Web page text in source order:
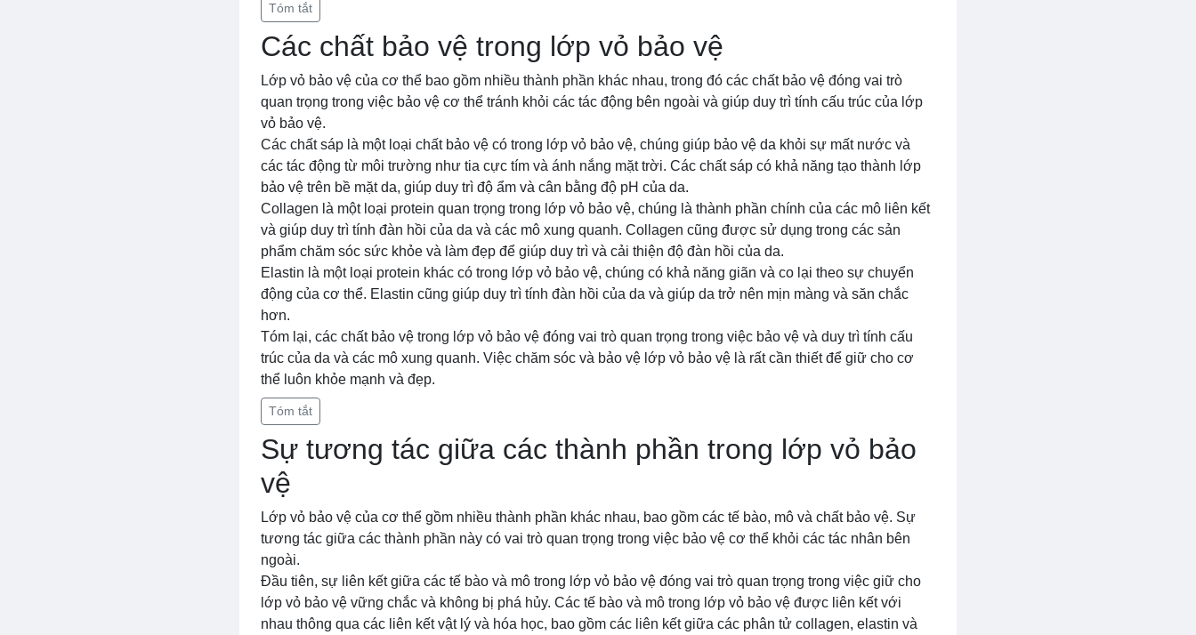
Tóm tắt
Các chất bảo vệ trong lớp vỏ bảo vệ
Lớp vỏ bảo vệ của cơ thể bao gồm nhiều thành phần khác nhau, trong đó các chất bảo vệ đóng vai trò
quan trọng trong việc bảo vệ cơ thể tránh khỏi các tác động bên ngoài và giúp duy trì tính cấu trúc của lớp
vỏ bảo vệ.
Các chất sáp là một loại chất bảo vệ có trong lớp vỏ bảo vệ, chúng giúp bảo vệ da khỏi sự mất nước và
các tác động từ môi trường như tia cực tím và ánh nắng mặt trời. Các chất sáp có khả năng tạo thành lớp
bảo vệ trên bề mặt da, giúp duy trì độ ẩm và cân bằng độ pH của da.
Collagen là một loại protein quan trọng trong lớp vỏ bảo vệ, chúng là thành phần chính của các mô liên kết
và giúp duy trì tính đàn hồi của da và các mô xung quanh. Collagen cũng được sử dụng trong các sản
phẩm chăm sóc sức khỏe và làm đẹp để giúp duy trì và cải thiện độ đàn hồi của da.
Elastin là một loại protein khác có trong lớp vỏ bảo vệ, chúng có khả năng giãn và co lại theo sự chuyển
động của cơ thể. Elastin cũng giúp duy trì tính đàn hồi của da và giúp da trở nên mịn màng và săn chắc
hơn.
Tóm lại, các chất bảo vệ trong lớp vỏ bảo vệ đóng vai trò quan trọng trong việc bảo vệ và duy trì tính cấu
trúc của da và các mô xung quanh. Việc chăm sóc và bảo vệ lớp vỏ bảo vệ là rất cần thiết để giữ cho cơ
thể luôn khỏe mạnh và đẹp.
Tóm tắt
Sự tương tác giữa các thành phần trong lớp vỏ bảo
vệ
Lớp vỏ bảo vệ của cơ thể gồm nhiều thành phần khác nhau, bao gồm các tế bào, mô và chất bảo vệ. Sự
tương tác giữa các thành phần này có vai trò quan trọng trong việc bảo vệ cơ thể khỏi các tác nhân bên
ngoài.
Đầu tiên, sự liên kết giữa các tế bào và mô trong lớp vỏ bảo vệ đóng vai trò quan trọng trong việc giữ cho
lớp vỏ bảo vệ vững chắc và không bị phá hủy. Các tế bào và mô trong lớp vỏ bảo vệ được liên kết với
nhau thông qua các liên kết vật lý và hóa học, bao gồm các liên kết giữa các phân tử collagen, elastin và